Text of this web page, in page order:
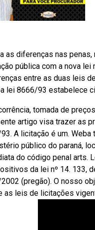
as diferenças nas
pública com a nova lei
entre as duas leis
lei 8666/93 estabelece
tomada de
artigo visa trazer as
A licitação é um.
público do paraná,
do código penal arts.
da lei nº 14. 133,
(pregão). O nosso
as leis de licitações